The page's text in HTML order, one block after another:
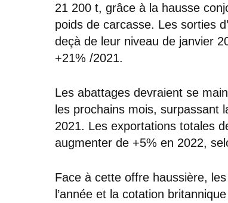
21 200 t, grâce à la hausse
poids de carcasse. Les sorties
deçà de leur niveau de janvier
+21% /2021.
Les abattages devraient se
les prochains mois, surpassant
2021. Les exportations totales
augmenter de +5% en 2022,
Face à cette offre haussière,
l’année et la cotation